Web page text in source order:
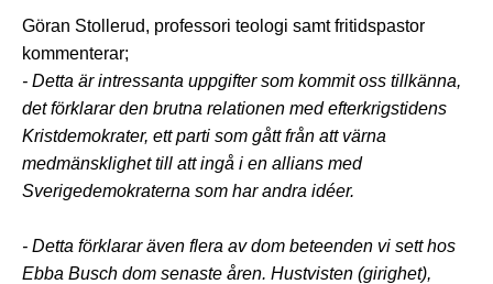
Göran Stollerud, professori teologi samt fritidspastor
kommenterar;
- Detta är intressanta uppgifter som kommit oss tillkänna,
det förklarar den brutna relationen med efterkrigstidens
Kristdemokrater, ett parti som gått från att värna
medmänsklighet till att ingå i en allians med
Sverigedemokraterna som har andra idéer.
- Detta förklarar även flera av dom beteenden vi sett hos
Ebba Busch dom senaste åren. Hustvisten (girighet),